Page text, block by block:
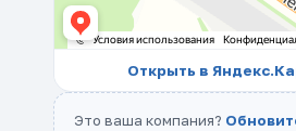
Открыть в
Это ваша компания?